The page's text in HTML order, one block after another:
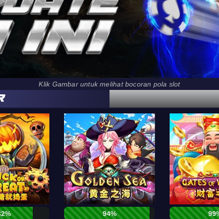
Klik Gambar untuk melihat bocoran pola slot
94%